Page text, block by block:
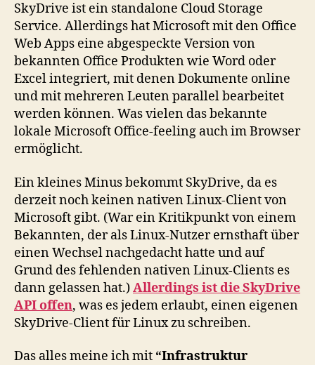
SkyDrive ist ein standalone Cloud Storage
Service. Allerdings hat Microsoft mit den Office
Web Apps eine abgespeckte Version von
bekannten Office Produkten wie Word oder
Excel integriert, mit denen Dokumente online
und mit mehreren Leuten parallel bearbeitet
werden können. Was vielen das bekannte
lokale Microsoft Office-feeling auch im Browser
ermöglicht.
Ein kleines Minus bekommt SkyDrive, da es
derzeit noch keinen nativen Linux-Client von
Microsoft gibt. (War ein Kritikpunkt von einem
Bekannten, der als Linux-Nutzer ernsthaft über
einen Wechsel nachgedacht hatte und auf
Grund des fehlenden nativen Linux-Clients es
dann gelassen hat.)Allerdings ist die SkyDrive
API offen, was es jedem erlaubt, einen eigenen
SkyDrive-Client für Linux zu schreiben.
Das alles meine ich mit “Infrastruktur